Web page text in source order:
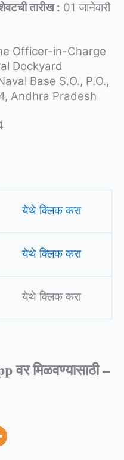
शेवटची तारीख : 01 जानेवारी
Officer-in-Charge
Dockyard
Base S.O., P.O.,
Andhra Pradesh
येथे क्लिक करा
येथे क्लिक करा
येथे क्लिककरा
वर मिळवण्यासाठी –